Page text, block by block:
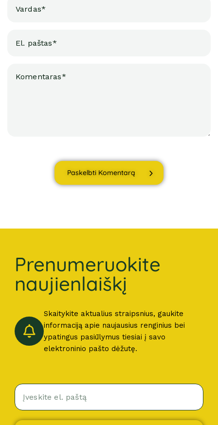
Paskelbti Komentarą
Prenumeruokite
naujienlaiškį
Skaitykite aktualius straipsnius, gaukite
informaciją apie naujausius renginius bei
ypatingus pasiūlymus tiesiai į savo
elektroninio pašto dėžutę.